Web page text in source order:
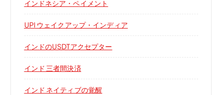
インドネシア・ペイメント
UPI ウェイクアップ・インディア
インドのUSDTアクセプター
インド 三者間決済
インド ネイティブの覚醒